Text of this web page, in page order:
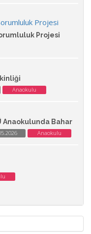
Projesi
Anaokulu
Anaokulunda Bahar
Anaokulu